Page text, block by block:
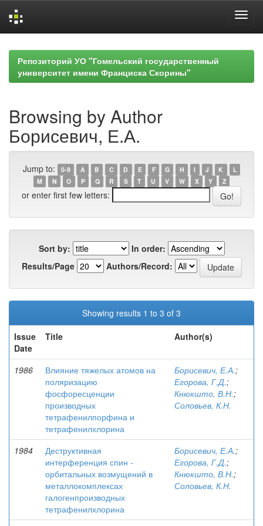
navigationРепозиторий УО "Гомельский государственный
университет имени Франциска Скорины"
Browsing by Author
Борисевич, Е.А.
Jump to: 0-9 A B C D E F G H I J K
L
M
N O P Q R S T U V W X Y Z
or enter first few letters:
Sort by:
In order:
Results/Page
Authors/Record:
Showing results 1 to 3 of 3
Issue
Date
Title Author(s)
1986
Влияние тяжелых атомов на
поляризацию
фосфоресценции
производных
тетрафенилпорфина и
тетрафенилхлорина
Борисевич, Е.А.;
Егорова, Г.Д.;
Кнюкшто, В.Н.;
Соловьев, К.Н.
1984
Деструктивная
интерференция спин -
орбитальных возмущений в
металлокомплексах
галогенпроизводных
тетрафенилхлорина
Борисевич, Е.А.;
Егорова, Г.Д.;
Кнюкшто, В.Н.;
Соловьев, К.Н.